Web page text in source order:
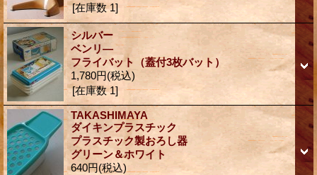
[在庫数 1]
シルバー
ベンリ―
フライバット（蓋付3枚バット）
1,780円(税込)
[在庫数 1]
TAKASHIMAYA
ダイキンプラスチック
プラスチック製おろし器
グリーン＆ホワイト
640円(税込)